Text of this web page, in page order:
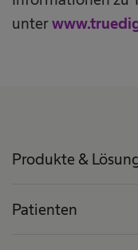
unter
Produkte &
Patienten